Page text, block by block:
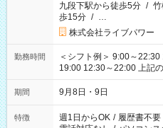
九段下駅から徒歩5分 /
歩15分 / …
株式会社ライブパワー
勤務時間
＜シフト例＞ 9:00～
19:00 12:30～22:00 上記の時間から好きな時間を選べます！ ※
時間は変更となる可能性
期間 9月8日・9日
特徴 週1日からOK / 履歴書不要